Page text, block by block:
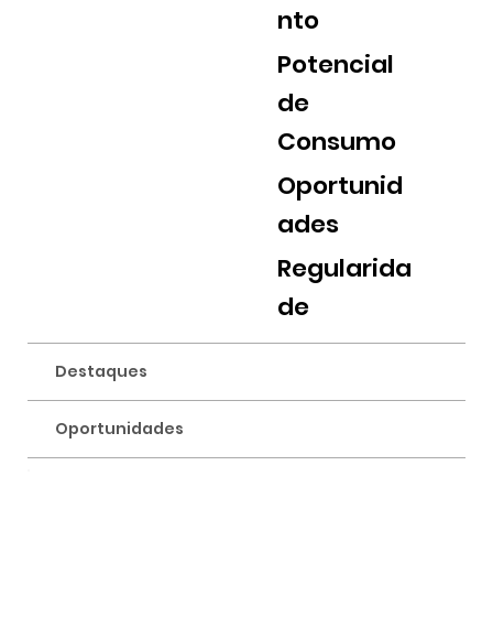
nto
Potencial
de
Consumo
Oportunid
ades
Regularida
de
Destaques
Oportunidades